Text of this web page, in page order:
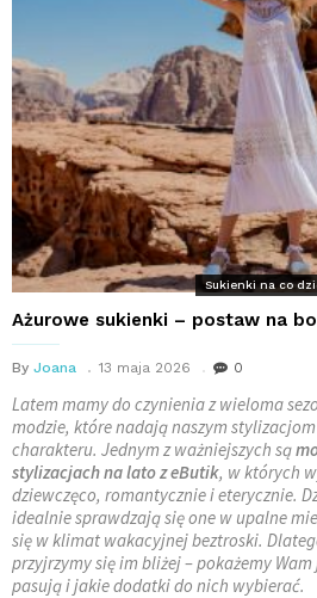
Sukienki na co
Ażurowe sukienki – postaw na
By Joana 13 maja 2026 0
Latem mamy do czynienia z wieloma
modzie, które nadają naszym
charakteru. Jednym z ważniejszych są
stylizacjach na lato z eButik, w których
dziewczęco, romantycznie i eterycznie.
idealnie sprawdzają się one w upalne
się w klimat wakacyjnej beztroski.
przyjrzymy się im bliżej – pokażemy
pasują i jakie dodatki do nich wybierać.